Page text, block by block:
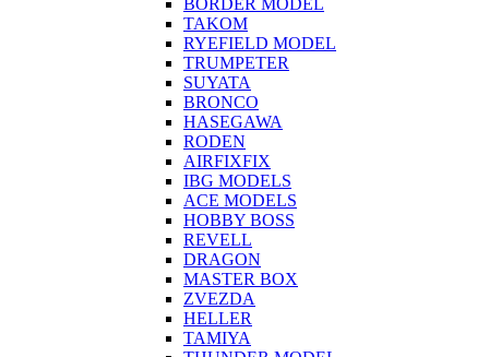
BORDER MODEL
TAKOM
RYEFIELD MODEL
TRUMPETER
SUYATA
BRONCO
HASEGAWA
RODEN
AIRFIXFIX
IBG MODELS
ACE MODELS
HOBBY BOSS
REVELL
DRAGON
MASTER BOX
ZVEZDA
HELLER
TAMIYA